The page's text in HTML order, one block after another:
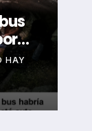
Nacionales
COMENTARIOS
HAY